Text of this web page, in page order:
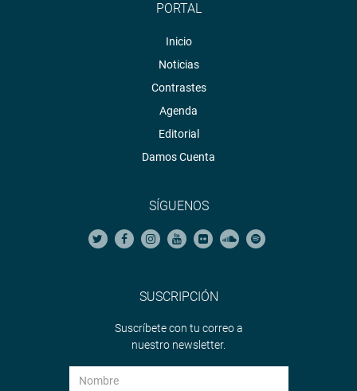
PORTAL
Inicio
Noticias
Contrastes
Agenda
Editorial
Damos Cuenta
SÍGUENOS
SUSCRIPCIÓN
Suscríbete con tu correo a
nuestro newsletter.